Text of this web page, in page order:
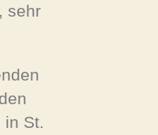
sehr
St.